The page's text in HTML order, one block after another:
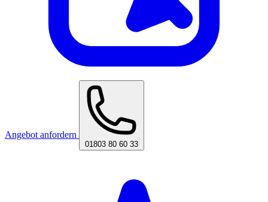
Angebot anfordern
01803 80 60 33